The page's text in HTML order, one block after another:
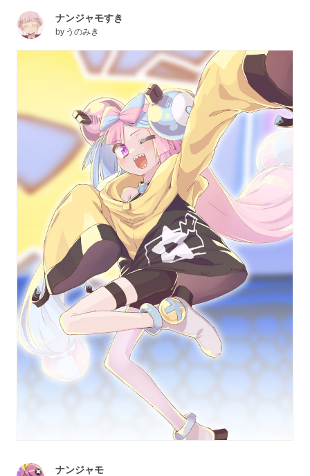
ナンジャモすき
by うのみき
ナンジャモ